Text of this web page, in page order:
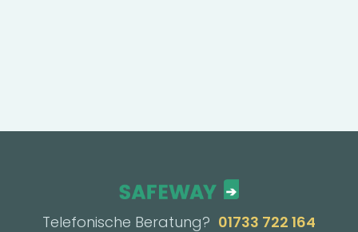
Telefonische Beratung? 01733 722 164